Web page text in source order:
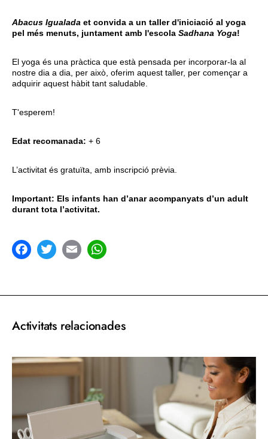
Abacus Igualada et convida a un taller d'iniciació al yoga
pel més menuts, juntament amb l'escola Sadhana Yoga!
El yoga és una pràctica que està pensada per incorporar-la al
nostre dia a dia, per això, oferim aquest taller, per començar a
adquirir aquest hàbit tant saludable.
T'esperem!
Edat recomanada: + 6
L’activitat és gratuïta, amb inscripció prèvia.
Important: Els infants han d’anar acompanyats d’un adult
durant tota l’activitat.
Activitats relacionades